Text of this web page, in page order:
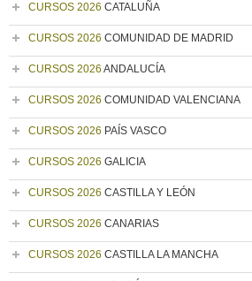
CURSOS 2026 CATALUÑA
CURSOS 2026 COMUNIDAD DE MADRID
CURSOS 2026 ANDALUCÍA
CURSOS 2026 COMUNIDAD VALENCIANA
CURSOS 2026 PAÍS VASCO
CURSOS 2026 GALICIA
CURSOS 2026 CASTILLA Y LEÓN
CURSOS 2026 CANARIAS
CURSOS 2026 CASTILLA LA MANCHA